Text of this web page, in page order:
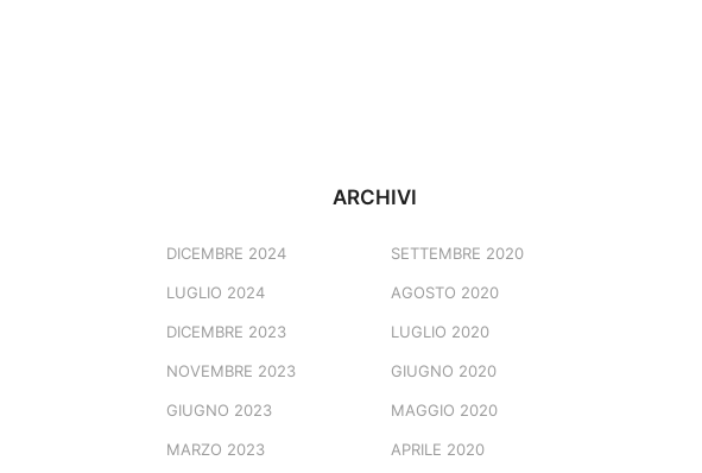
ARCHIVI
DICEMBRE 2024
LUGLIO 2024
DICEMBRE 2023
NOVEMBRE 2023
GIUGNO 2023
MARZO 2023
SETTEMBRE 2020
AGOSTO 2020
LUGLIO 2020
GIUGNO 2020
MAGGIO 2020
APRILE 2020